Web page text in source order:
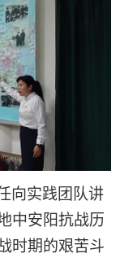
向实践团队讲
中安阳抗战历
时期的艰苦斗